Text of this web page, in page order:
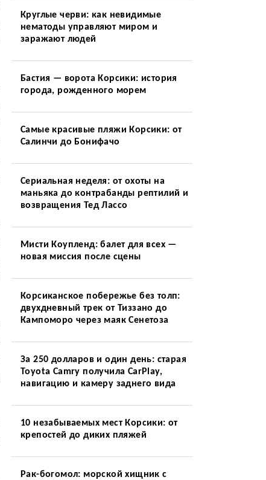
Круглые черви: как невидимые
нематоды управляют миром и
заражают людей
Бастия — ворота Корсики: история
города, рожденного морем
Самые красивые пляжи Корсики: от
Салинчи до Бонифачо
Сериальная неделя: от охоты на
маньяка до контрабанды рептилий и
возвращения Тед Лассо
Мисти Коупленд: балет для всех —
новая миссия после сцены
Корсиканское побережье без толп:
двухдневный трек от Тиззано до
Кампоморо через маяк Сенетоза
За 250 долларов и один день: старая
Toyota Camry получила CarPlay,
навигацию и камеру заднего вида
10 незабываемых мест Корсики: от
крепостей до диких пляжей
Рак-богомол: морской хищник с